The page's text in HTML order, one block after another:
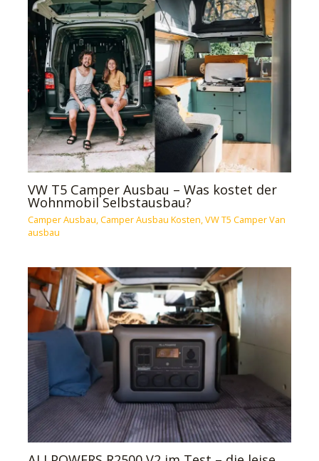
VW T5 Camper Ausbau – Was kostet der
Wohnmobil Selbstausbau?
Camper Ausbau,Camper Ausbau Kosten,VW T5 Camper Van
ausbau